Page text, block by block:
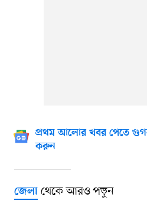
প্রথম আলোর খবর পেতে
করুন
জেলাথেকে আরও পড়ুন